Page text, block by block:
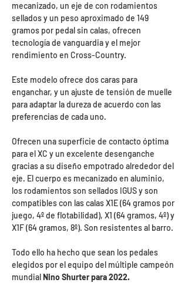
mecanizado, un eje de con rodamientos
sellados y un peso aproximado de 149
gramos por pedal sin calas, ofrecen
tecnología de vanguardia y el mejor
rendimiento en Cross-Country.
Este modelo ofrece dos caras para
enganchar, y un ajuste de tensión de muelle
para adaptar la dureza de acuerdo con las
preferencias de cada uno.
Ofrecen una superficie de contacto óptima
para el XC y un excelente desenganche
gracias a su diseño empotrado alrededor del
eje. El cuerpo es mecanizado en aluminio,
los rodamientos son sellados IGUS y son
compatibles con las calas X1E (64 gramos por
juego, 4º de flotabilidad), X1 (64 gramos, 4º) y
X1F (64 gramos, 8º). Son resistentes al barro.
Todo ello ha hecho que sean los pedales
elegidos por el equipo del múltiple campeón
mundialNino Shurter para 2022.